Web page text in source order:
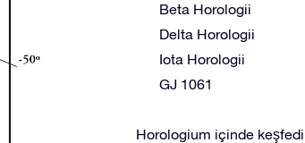
Beta Horologii
Delta Horologii
Iota Horologii
GJ 1061
Horologium içinde